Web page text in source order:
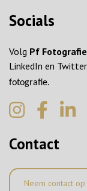
Socials
Volg Pf
LinkedIn en Twitter
fotografie.
Contact
Neem contact op